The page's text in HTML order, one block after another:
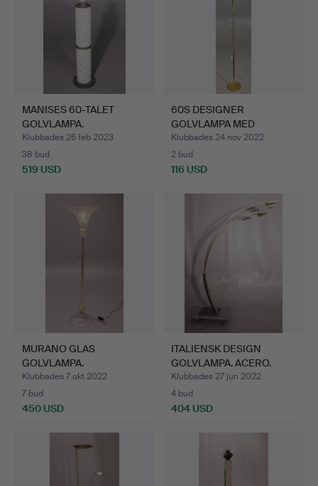
MANISES 60-TALET
GOLVLAMPA.
Klubbades 26 feb 2023
38 bud
519 USD
60S DESIGNER
GOLVLAMPA MED
LÄDERSKAFT.
Klubbades 24 nov 2022
2 bud
116 USD
MURANO GLAS
GOLVLAMPA.
Klubbades 7 okt 2022
7 bud
450 USD
ITALIENSK DESIGN
GOLVLAMPA. ACERO.
Klubbades 27 jun 2022
4 bud
404 USD